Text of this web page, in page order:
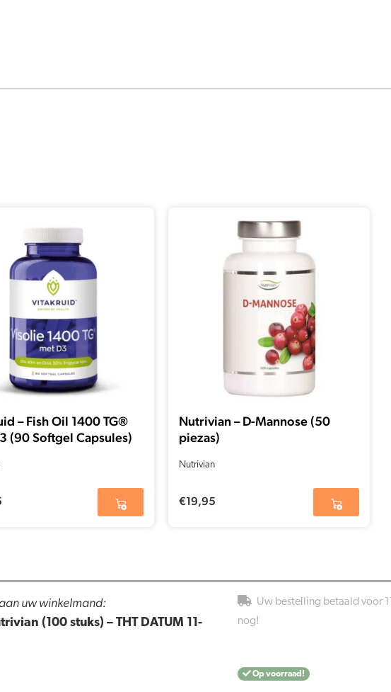
– Fish Oil 1400 TG®
(90 Softgel Capsules)
Nutrivian – D-Mannose (50
piezas)
Nutrivian
€19,95
uw winkelmand:
(100 stuks) – THT DATUM 11-
Uw bestelling betaald voor
nog!
Op voorraad!